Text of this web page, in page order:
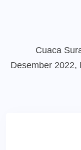
Cuaca
Desember 2022,